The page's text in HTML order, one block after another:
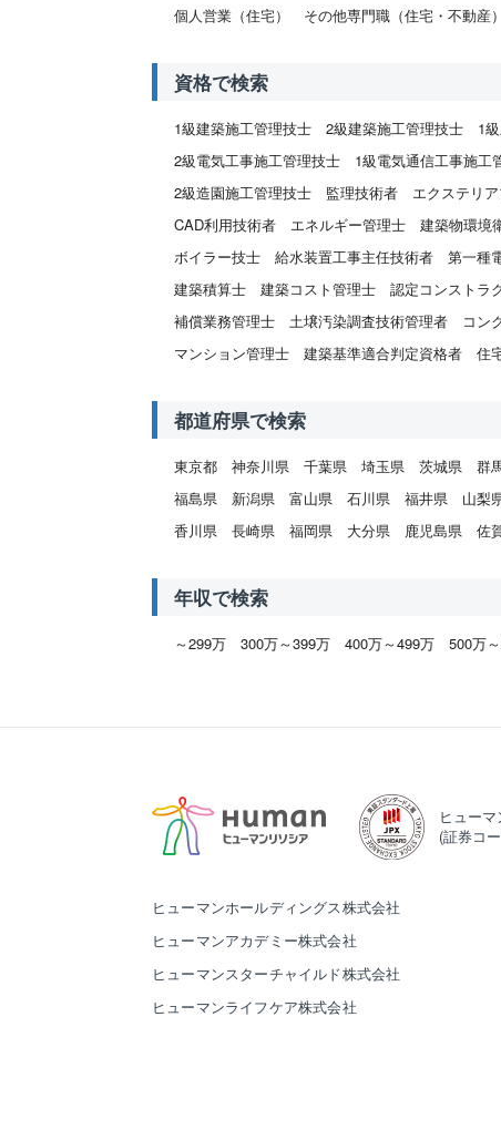
個人営業（住宅）
その他専門職（住宅・不動産）
資格で検索
1級建築施工管理技士 2級建築施工管理技士 1
2級電気工事施工管理技士
1級電気通信工事施工
2級造園施工管理技士
監理技術者 エクステリ
CAD利用技術者
エネルギー管理士 建築物環境
ボイラー技士
給水装置工事主任技術者 第一種
建築積算士
建築コスト管理士 認定コンストラ
補償業務管理士
土壌汚染調査技術管理者 コン
マンション管理士
建築基準適合判定資格者 住
都道府県で検索
東京都 神奈川県 千葉県 埼玉県 茨城県 群
福島県
新潟県 富山県 石川県 福井県 山梨
香川県
長崎県 福岡県 大分県 鹿児島県 佐
年収で検索
～299万 300万～399万 400万～499万 500万
ヒュー
(証券コ
ヒューマンホールディングス株式会社
ヒューマンアカデミー株式会社
ヒューマンスターチャイルド株式会社
ヒューマンライフケア株式会社